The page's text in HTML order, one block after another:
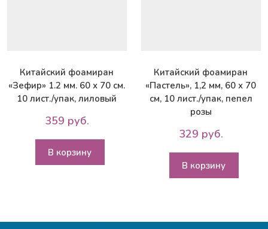
Китайский фоамиран
«Зефир» 1.2 мм. 60 х 70 см.
10 лист./упак, лиловый
359 руб.
В корзину
Китайский фоамиран
«Пастель», 1,2 мм, 60 х 70
см, 10 лист./упак, пепел
розы
329 руб.
В корзину